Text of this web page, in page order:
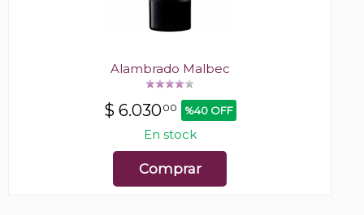
Alambrado Malbec
$ 6.03000 %40 OFF
En stock
Comprar